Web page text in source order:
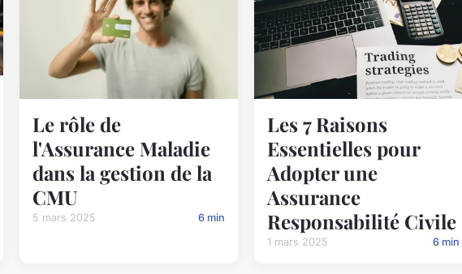
Le rôle de
l'Assurance Maladie
dans la gestion de la
CMU
5 mars 2025 6 min
Les 7 Raisons
Essentielles pour
Adopter une
Assurance
Responsabilité Civile
1 mars 2025 6 min